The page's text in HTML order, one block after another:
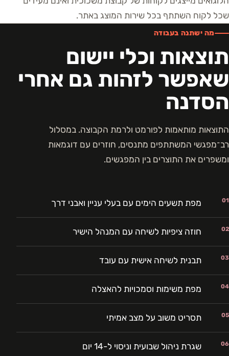
שכל לקוח השתתף בכל שירות המוצג באתר.
מה ישתנה בעבודה
תוצאות וכלי יישום
שאפשר לזהות גם אחרי
הסדנה
התוצאות מותאמות לפורמט ולרמת הקבוצה. במסלול
רב־מפגשי המשתתפים מתנסים, חוזרים עם דוגמאות
ומשפרים את התוצרים בין המפגשים.
01 מפת תשעים הימים עם בעלי עניין ואבני דרך
02 חוזה ציפיות לשיחה עם המנהל הישיר
03 תבנית לשיחה אישית עם עובד
04 מפת משימות וסמכויות להאצלה
05 תסריט משוב על מצב אמיתי
06 שגרת ניהול שבועית וניסוי ל-14 יום